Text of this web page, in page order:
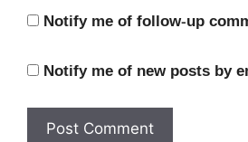
Notify me of follow-up
Notify me of new posts by